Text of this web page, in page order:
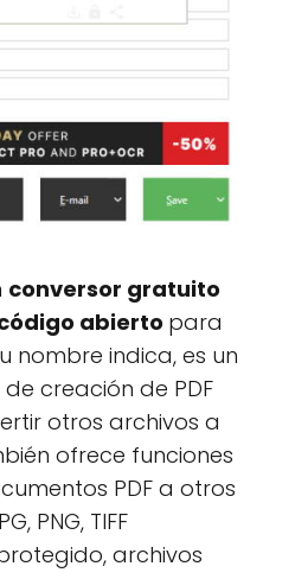
conversor gratuito
código abierto para
nombre indica, es un
creación de PDF
otros archivos a
ofrece funciones
PDF a otros
PNG, TIFF
archivos